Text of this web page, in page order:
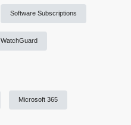
Microsoft 365
Software Subscriptions
WatchGuard